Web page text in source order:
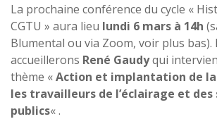
La prochaine conférence du cycle «
CGTU » aura lieu lundi 6 mars à 14h
Blumental ou via Zoom, voir plus bas).
accueillerons René Gaudyqui
thème «Action et implantation de la
les travailleurs de l’éclairage et des
publics« .